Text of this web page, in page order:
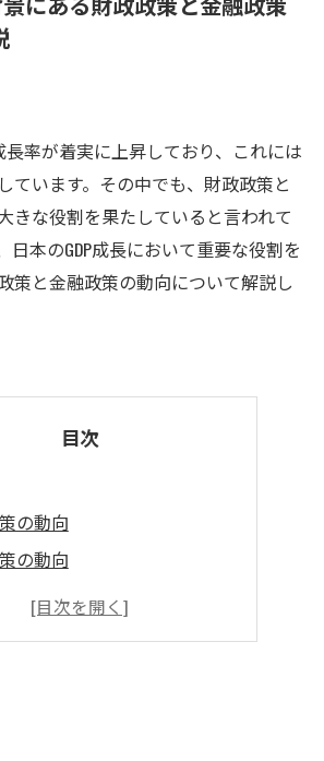
長率が着実に上昇しており、これには
ています。その中でも、財政政策と
きな役割を果たしていると言われて
日本のGDP成長において重要な役割を
策と金融政策の動向について解説し
目次
の動向
の動向
財政改革の必要性